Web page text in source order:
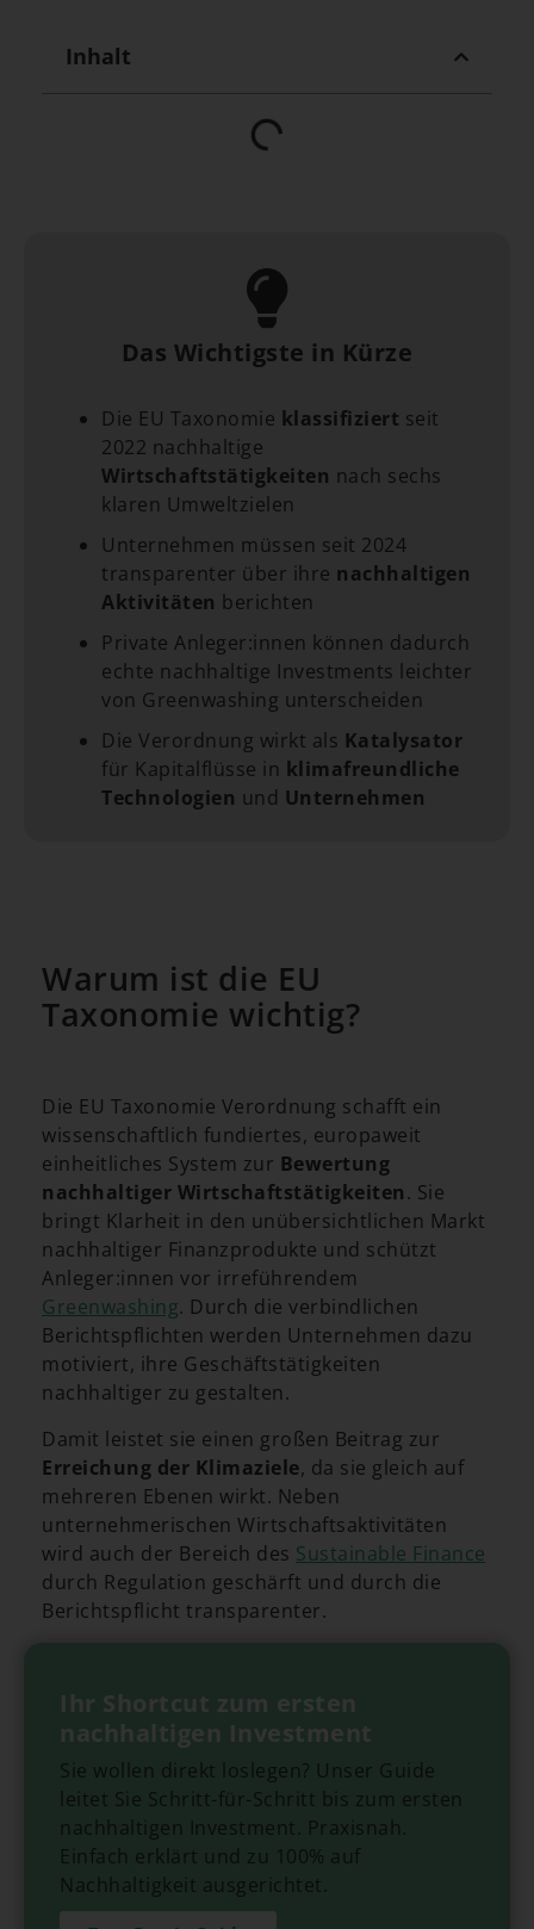
Inhalt
Das Wichtigste in Kürze
Die EU Taxonomie klassifiziert seit
2022 nachhaltige
Wirtschaftstätigkeiten nach sechs
klaren Umweltzielen
Unternehmen müssen seit 2024
transparenter über ihre nachhaltigen
Aktivitäten berichten
Private Anleger:innen können dadurch
echte nachhaltige Investments leichter
von Greenwashing unterscheiden
Die Verordnung wirkt als Katalysator
für Kapitalflüsse in klimafreundliche
Technologien und Unternehmen
Warum ist die EU
Taxonomie wichtig?
Die EU Taxonomie Verordnung schafft ein
wissenschaftlich fundiertes, europaweit
einheitliches System zur Bewertung
nachhaltiger Wirtschaftstätigkeiten. Sie
bringt Klarheit in den unübersichtlichen Markt
nachhaltiger Finanzprodukte und schützt
Anleger:innen vor irreführendem
Greenwashing. Durch die verbindlichen
Berichtspflichten werden Unternehmen dazu
motiviert, ihre Geschäftstätigkeiten
nachhaltiger zu gestalten.
Damit leistet sie einen großen Beitrag zur
Erreichung der Klimaziele, da sie gleich auf
mehreren Ebenen wirkt. Neben
unternehmerischen Wirtschaftsaktivitäten
wird auch der Bereich des Sustainable Finance
durch Regulation geschärft und durch die
Berichtspflicht transparenter.
Ihr Shortcut zum ersten
nachhaltigen Investment
Sie wollen direkt loslegen? Unser Guide
leitet Sie Schritt-für-Schritt bis zum ersten
nachhaltigen Investment. Praxisnah.
Einfach erklärt und zu 100% auf
Nachhaltigkeit ausgerichtet.